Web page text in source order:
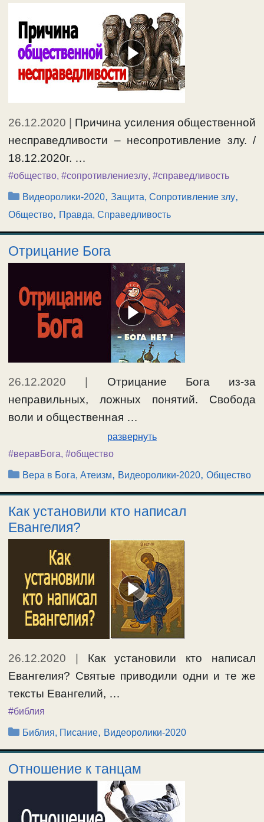
26.12.2020 | Причина усиления общественной
несправедливости – несопротивление злу. /
18.12.2020г. …
#общество, #сопротивлениезлу, #справедливость
Рубрики
Видеоролики-2020,Защита, Сопротивление злу,
Общество, Правда, Справедливость
Отрицание Бога
26.12.2020
Отрицание Бога из-за
неправильных, ложных понятий. Свобода
воли и общественная …
развернуть
#веравБога, #общество
Рубрики
Вера в Бога, Атеизм, Видеоролики-2020,Общество
Как установили кто написал
Евангелия?
26.12.2020
Как установили кто написал
Евангелия? Святые приводили одни и те же
тексты Евангелий, …
#библия
Рубрики
Библия, Писание, Видеоролики-2020
Отношение к танцам